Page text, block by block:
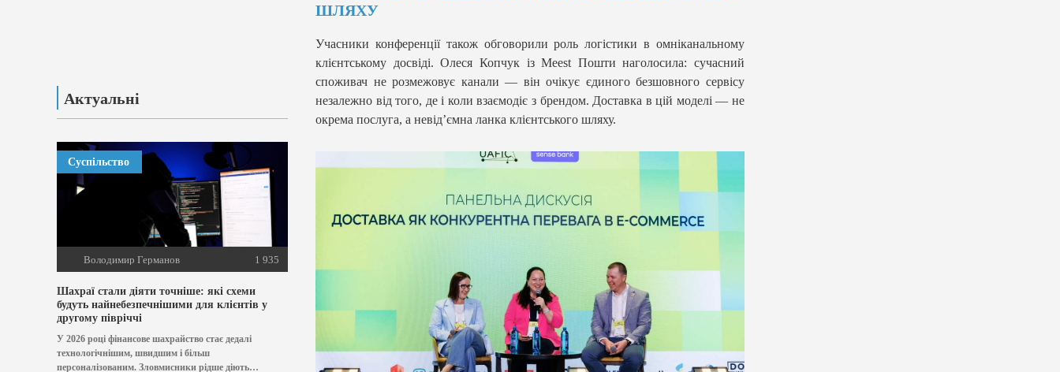
Актуальні
Суспільство
Володимир Германов 1 935
Шахраї стали діяти точніше: які схеми
будуть найнебезпечнішими для клієнтів у
другому півріччі
У 2026 році фінансове шахрайство стає дедалі
технологічнішим, швидшим і більш
персоналізованим. Зловмисники рідше діють
ШЛЯХУ
Учасники конференції також обговорили роль логістики в омніканальному
клієнтському досвіді. Олеся Копчук із Meest Пошти наголосила: сучасний
споживач не розмежовує канали — він очікує єдиного безшовного сервісу
незалежно від того, де і коли взаємодіє з брендом. Доставка в цій моделі — не
окрема послуга, а невід’ємна ланка клієнтського шляху.